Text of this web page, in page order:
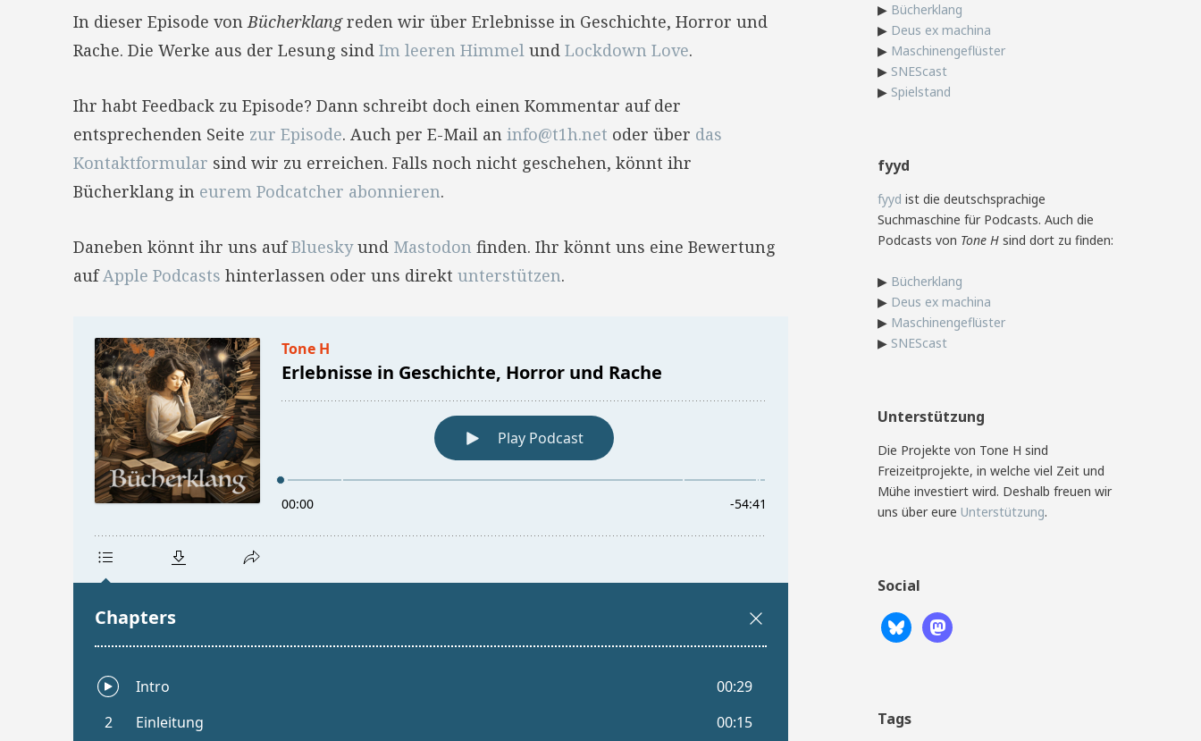
In dieser Episode vonBücherklangreden wir über Erlebnisse in Geschichte, Horror und
Rache. Die Werke aus der Lesung sind Im leeren Himmel und Lockdown Love.
Ihr habt Feedback zu Episode? Dann schreibt doch einen Kommentar auf der
entsprechenden Seite zur Episode. Auch per E-Mail an info@t1h.net oder über das
Kontaktformular sind wir zu erreichen. Falls noch nicht geschehen, könnt ihr
Bücherklang in eurem Podcatcher abonnieren.
Daneben könnt ihr uns aufBlueskyund Mastodon finden. Ihr könnt uns eine Bewertung
aufApple Podcasts hinterlassen oder uns direkt unterstützen.
▶ Bücherklang
▶ Deus ex machina
▶ Maschinengeflüster
▶ SNEScast
▶ Spielstand
fyyd
fyyd ist die deutschsprachige
Suchmaschine für Podcasts. Auch die
Podcasts von Tone H sind dort zu finden:
▶ Bücherklang
▶ Deus ex machina
▶ Maschinengeflüster
▶ SNEScast
Unterstützung
Die Projekte von Tone H sind
Freizeitprojekte, in welche viel Zeit und
Mühe investiert wird. Deshalb freuen wir
uns über eure Unterstützung.
Social
Tags